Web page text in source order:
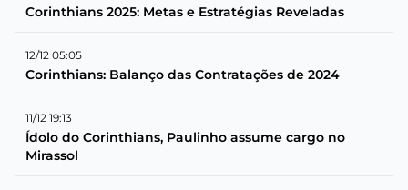
Corinthians 2025: Metas e Estratégias Reveladas
12/12 05:05
Corinthians: Balanço das Contratações de 2024
11/12 19:13
Ídolo do Corinthians, Paulinho assume cargo no
Mirassol